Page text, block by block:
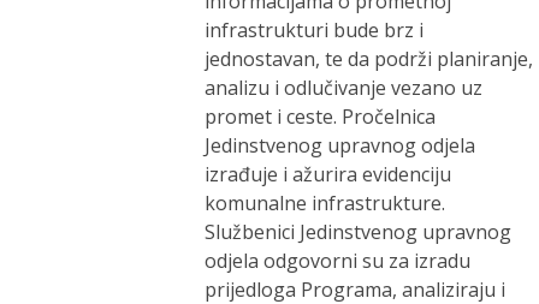
infrastrukturi bude brz i
jednostavan, te da podrži planiranje,
analizu i odlučivanje vezano uz
promet i ceste. Pročelnica
Jedinstvenog upravnog odjela
izrađuje i ažurira evidenciju
komunalne infrastrukture.
Službenici Jedinstvenog upravnog
odjela odgovorni su za izradu
prijedloga Programa, analiziraju i